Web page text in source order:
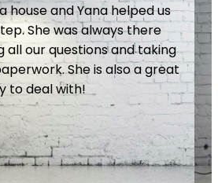
professionalism. Yana
making things happen. She
and always does the
the difference. I
hesitation. Good